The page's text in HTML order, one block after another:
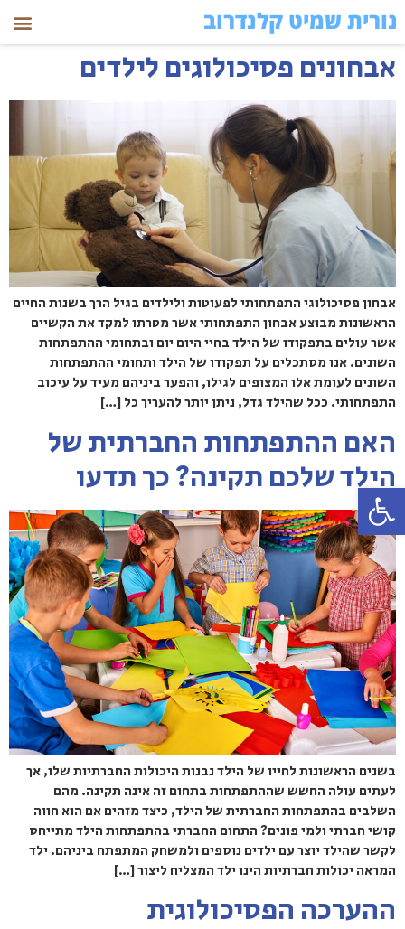
פתח סרגל נגישות
נורית שמיט קלנדרוב
אבחונים פסיכולוגים לילדים
אבחון פסיכולוגי התפתחותי לפעוטות ולילדים בגיל הרך בשנות החיים
הראשונות מבוצע אבחון התפתחותי אשר מטרתו למקד את הקשיים
אשר עולים בתפקודו של הילד בחיי היום יום ובתחומי ההתפתחות
השונים. אנו מסתכלים על תפקודו של הילד ותחומי ההתפתחות
השונים לעומת אלו המצופים לגילו, והפער ביניהם מעיד על עיכוב
התפתחותי. ככל שהילד גדל, ניתן יותר להעריך כל […]
האם ההתפתחות החברתית של
הילד שלכם תקינה? כך תדעו
בשנים הראשונות לחייו של הילד נבנות היכולות החברתיות שלו, אך
לעתים עולה החשש שההתפתחות בתחום זה אינה תקינה. מהם
השלבים בהתפתחות החברתית של הילד, כיצד מזהים אם הוא חווה
קושי חברתי ולמי פונים? התחום החברתי בהתפתחות הילד מתייחס
לקשר שהילד יוצר עם ילדים נוספים ולמשחק המתפתח ביניהם. ילד
המראה יכולות חברתיות הינו ילד המצליח ליצור […]
ההערכה הפסיכולוגית